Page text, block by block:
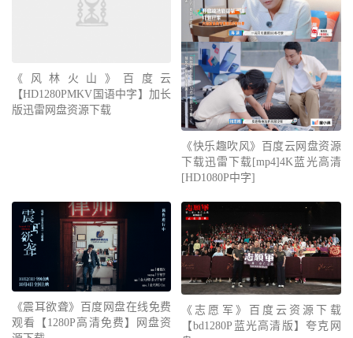
《风林火山》百度云
【HD1280PMKV国语中字】加长
版迅雷网盘资源下载
《快乐趣吹风》百度云网盘资源
下载迅雷下载[mp4]4K蓝光高清
[HD1080P中字]
《震耳欲聋》百度网盘在线免费
观看【1280P高清免费】网盘资
《志愿军》百度云资源下载
【bd1280P蓝光高清版】夸克网